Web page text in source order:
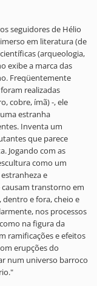
seguidores de Hélio
em literatura (de
(arqueologia,
exibe a marca das
Freqüentemente
realizadas
cobre, ímã) -, ele
estranha
Inventa um
que parece
Jogando com as
como um
e
transtorno em
e fora, cheio e
nos processos
na figura da
ramificações e efeitos
erupções do
num universo barroco